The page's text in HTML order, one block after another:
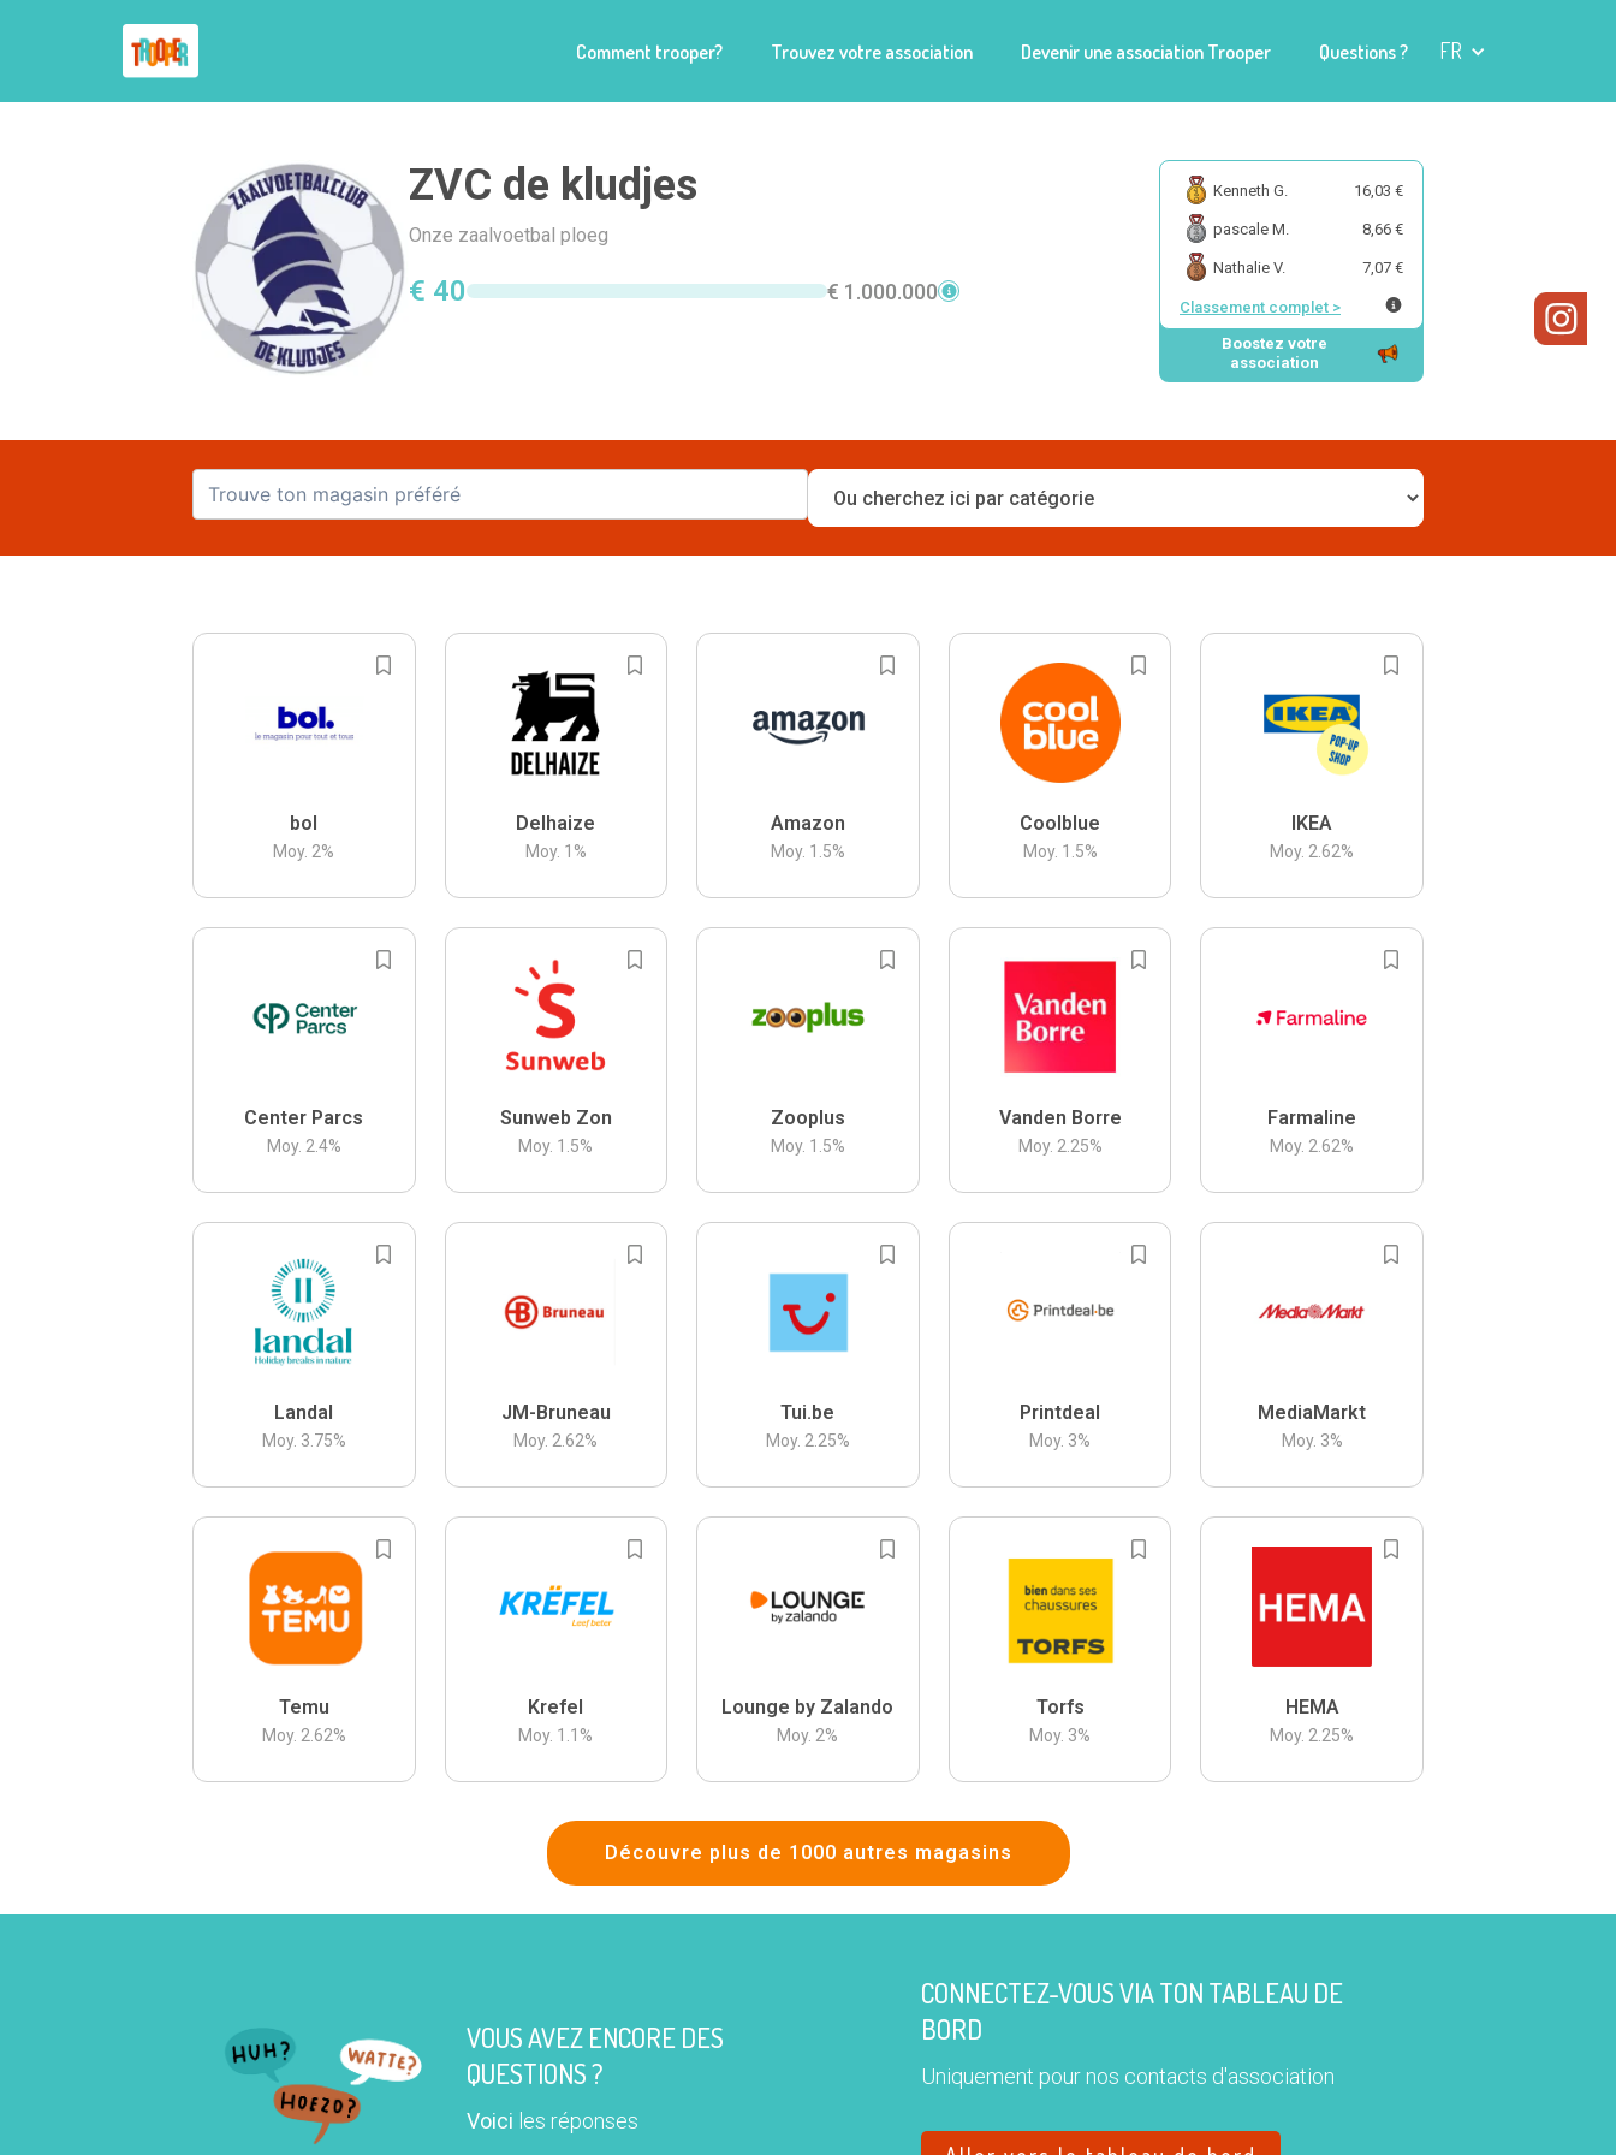
Comment trooper? Trouvez votre association Devenir une association Trooper Questions ? FR
ZVC de kludjes
Onze zaalvoetbal ploeg
€ 40 € 1.000.000
Kenneth G. 16,03 €
pascale M. 8,66 €
Nathalie V. 7,07 €
Classement complet >
Boostez votre
association
bol
Moy. 2%
Delhaize
Moy. 1 %
Amazon
Moy. 1.5%
Coolblue
Moy. 1.5%
IKEA
Moy. 2.62%
Center Parcs
Moy. 2.4%
Sunweb Zon
Moy. 1.5%
Zooplus
Moy. 1.5%
Vanden Borre
Moy. 2.25%
Farmaline
Moy. 2.62%
Landal
Moy. 3.75%
JM-Bruneau
Moy. 2.62%
Tui.be
Moy. 2.25%
Printdeal
Moy. 3%
MediaMarkt
Moy. 3%
Temu
Moy. 2.62%
Krefel
Moy. 1.1 %
Lounge by Zalando
Moy. 2%
Torfs
Moy. 3%
HEMA
Moy. 2.25%
Découvre plus de 1000 autres magasins
VOUS AVEZ ENCORE DES
QUESTIONS ?
Voici les réponses
CONNECTEZ-VOUS VIA TON TABLEAU DE
BORD
Uniquement pour nos contacts d'association